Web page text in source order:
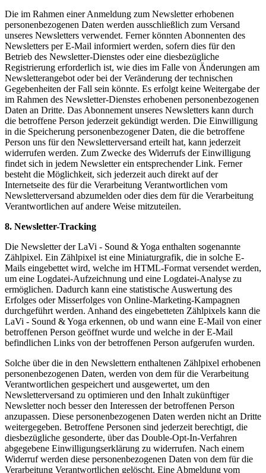
Die im Rahmen einer Anmeldung zum Newsletter erhobenen
personenbezogenen Daten werden ausschließlich zum Versand
unseres Newsletters verwendet. Ferner könnten Abonnenten des
Newsletters per E-Mail informiert werden, sofern dies für den
Betrieb des Newsletter-Dienstes oder eine diesbezügliche
Registrierung erforderlich ist, wie dies im Falle von Änderungen am
Newsletterangebot oder bei der Veränderung der technischen
Gegebenheiten der Fall sein könnte. Es erfolgt keine Weitergabe der
im Rahmen des Newsletter-Dienstes erhobenen personenbezogenen
Daten an Dritte. Das Abonnement unseres Newsletters kann durch
die betroffene Person jederzeit gekündigt werden. Die Einwilligung
in die Speicherung personenbezogener Daten, die die betroffene
Person uns für den Newsletterversand erteilt hat, kann jederzeit
widerrufen werden. Zum Zwecke des Widerrufs der Einwilligung
findet sich in jedem Newsletter ein entsprechender Link. Ferner
besteht die Möglichkeit, sich jederzeit auch direkt auf der
Internetseite des für die Verarbeitung Verantwortlichen vom
Newsletterversand abzumelden oder dies dem für die Verarbeitung
Verantwortlichen auf andere Weise mitzuteilen.
8. Newsletter-Tracking
Die Newsletter der LaVi - Sound & Yoga enthalten sogenannte
Zählpixel. Ein Zählpixel ist eine Miniaturgrafik, die in solche E-
Mails eingebettet wird, welche im HTML-Format versendet werden,
um eine Logdatei-Aufzeichnung und eine Logdatei-Analyse zu
ermöglichen. Dadurch kann eine statistische Auswertung des
Erfolges oder Misserfolges von Online-Marketing-Kampagnen
durchgeführt werden. Anhand des eingebetteten Zählpixels kann die
LaVi - Sound & Yoga erkennen, ob und wann eine E-Mail von einer
betroffenen Person geöffnet wurde und welche in der E-Mail
befindlichen Links von der betroffenen Person aufgerufen wurden.
Solche über die in den Newslettern enthaltenen Zählpixel erhobenen
personenbezogenen Daten, werden von dem für die Verarbeitung
Verantwortlichen gespeichert und ausgewertet, um den
Newsletterversand zu optimieren und den Inhalt zukünftiger
Newsletter noch besser den Interessen der betroffenen Person
anzupassen. Diese personenbezogenen Daten werden nicht an Dritte
weitergegeben. Betroffene Personen sind jederzeit berechtigt, die
diesbezügliche gesonderte, über das Double-Opt-In-Verfahren
abgegebene Einwilligungserklärung zu widerrufen. Nach einem
Widerruf werden diese personenbezogenen Daten von dem für die
Verarbeitung Verantwortlichen gelöscht. Eine Abmeldung vom